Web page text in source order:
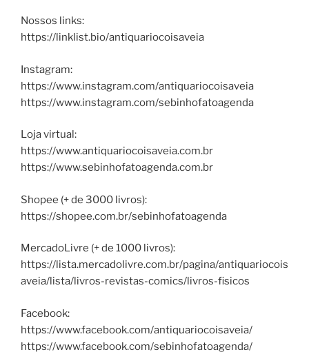
Nossos links:
https://linklist.bio/antiquariocoisaveia
Instagram:
https://www.instagram.com/antiquariocoisaveia
https://www.instagram.com/sebinhofatoagenda
Loja virtual:
https://www.antiquariocoisaveia.com.br
https://www.sebinhofatoagenda.com.br
Shopee (+ de 3000 livros):
https://shopee.com.br/sebinhofatoagenda
MercadoLivre (+ de 1000 livros):
https://lista.mercadolivre.com.br/pagina/antiquariocois
aveia/lista/livros-revistas-comics/livros-fisicos
Facebook:
https://www.facebook.com/antiquariocoisaveia/
https://www.facebook.com/sebinhofatoagenda/